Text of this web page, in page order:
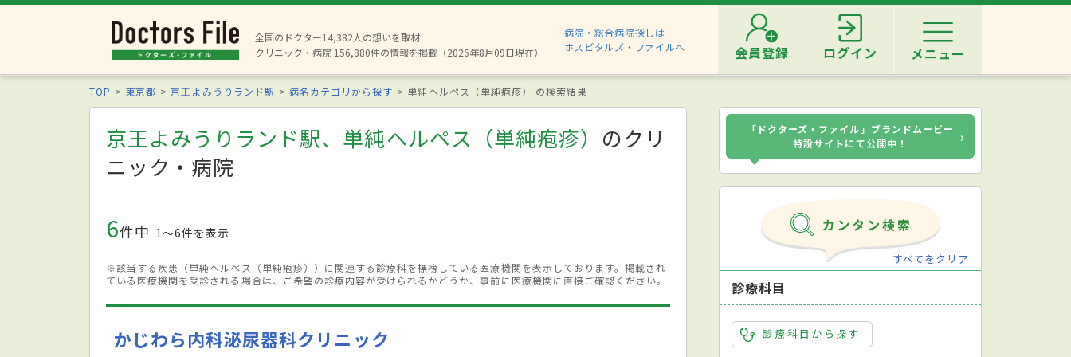
全国のドクター14,382人の想いを取材
クリニック・病院 156,880件の情報を掲載（2026年8月09日現在）
病院・総合病院探しは
ホスピタルズ・ファイルへ
会員登録 ログイン メニュー
TOP 東京都 京王よみうりランド駅 病名カテゴリから探す 単純ヘルペス（単純疱疹） の検索結果
京王よみうりランド駅、単純ヘルペス（単純疱疹） のクリ
ニック・病院
6件中 1〜6件を表示
※該当する疾患（単純ヘルペス（単純疱疹））に関連する診療科を標榜している医療機関を表示しております。掲載され
ている医療機関を受診される場合は、ご希望の診療内容が受けられるかどうか、事前に医療機関に直接ご確認ください。
かじわら内科泌尿器科クリニック
「ドクターズ・ファイル」ブランドムービー
特設サイトにて公開中！
›
すべてをクリア
診療科目
診療科目から探す